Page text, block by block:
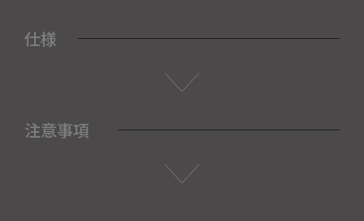
仕様
注意事項